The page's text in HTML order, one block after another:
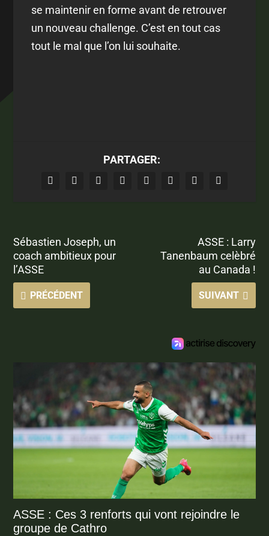
se maintenir en forme avant de retrouver
un nouveau challenge. C’est en tout cas
tout le mal que l’on lui souhaite.
PARTAGER:
Sébastien Joseph, un
coach ambitieux pour
l’ASSE
PRÉCÉDENT
ASSE : Larry
Tanenbaum celèbré
au Canada !
SUIVANT
ASSE : Ces 3 renforts qui vont rejoindre le
groupe de Cathro